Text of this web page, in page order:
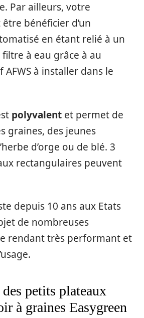
Par ailleurs, votre
bénéficier d’un
en étant relié à un
à eau grâce à au
AFWS à installer dans le
polyvalent et permet de
graines, des jeunes
d’orge ou de blé. 3
rectangulaires peuvent
depuis 10 ans aux Etats
de nombreuses
rendant très performant et
petits plateaux
à graines Easygreen